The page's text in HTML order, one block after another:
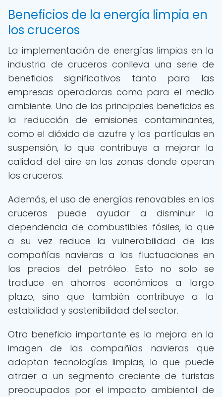
Beneficios de la energía limpia en
los cruceros
La implementación de energías limpias en la
industria de cruceros conlleva una serie de
beneficios significativos tanto para las
empresas operadoras como para el medio
ambiente. Uno de los principales beneficios es
la reducción de emisiones contaminantes,
como el dióxido de azufre y las partículas en
suspensión, lo que contribuye a mejorar la
calidad del aire en las zonas donde operan
los cruceros.
Además, el uso de energías renovables en los
cruceros puede ayudar a disminuir la
dependencia de combustibles fósiles, lo que
a su vez reduce la vulnerabilidad de las
compañías navieras a las fluctuaciones en
los precios del petróleo. Esto no solo se
traduce en ahorros económicos a largo
plazo, sino que también contribuye a la
estabilidad y sostenibilidad del sector.
Otro beneficio importante es la mejora en la
imagen de las compañías navieras que
adoptan tecnologías limpias, lo que puede
atraer a un segmento creciente de turistas
preocupados por el impacto ambiental de